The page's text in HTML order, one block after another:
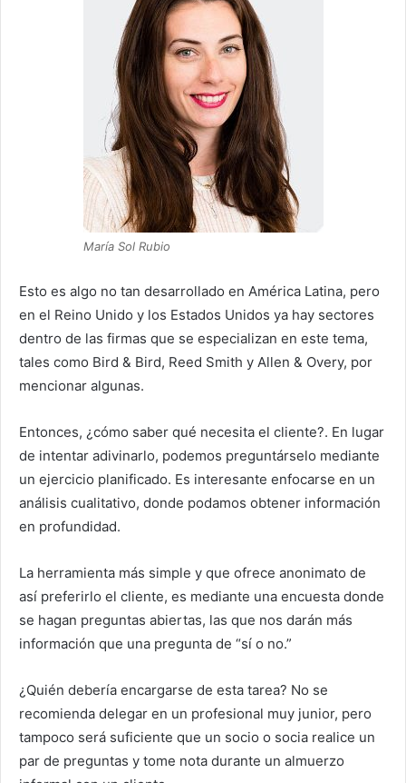
María Sol Rubio
Esto es algo no tan desarrollado en América Latina, pero
en el Reino Unido y los Estados Unidos ya hay sectores
dentro de las firmas que se especializan en este tema,
tales como Bird & Bird, Reed Smith y Allen & Overy, por
mencionar algunas.
Entonces, ¿cómo saber qué necesita el cliente?. En lugar
de intentar adivinarlo, podemos preguntárselo mediante
un ejercicio planificado. Es interesante enfocarse en un
análisis cualitativo, donde podamos obtener información
en profundidad.
La herramienta más simple y que ofrece anonimato de
así preferirlo el cliente, es mediante una encuesta donde
se hagan preguntas abiertas, las que nos darán más
información que una pregunta de “sí o no.”
¿Quién debería encargarse de esta tarea? No se
recomienda delegar en un profesional muy junior, pero
tampoco será suficiente que un socio o socia realice un
par de preguntas y tome nota durante un almuerzo